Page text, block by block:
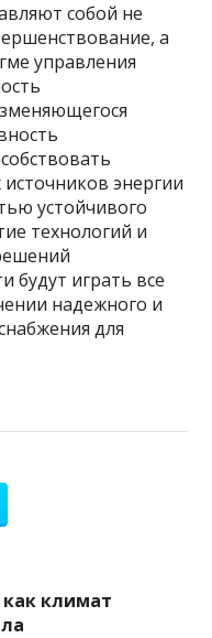
собой не
а
управления
энергии
устойчивого
технологий и
будут играть все
надежного и
для
климат